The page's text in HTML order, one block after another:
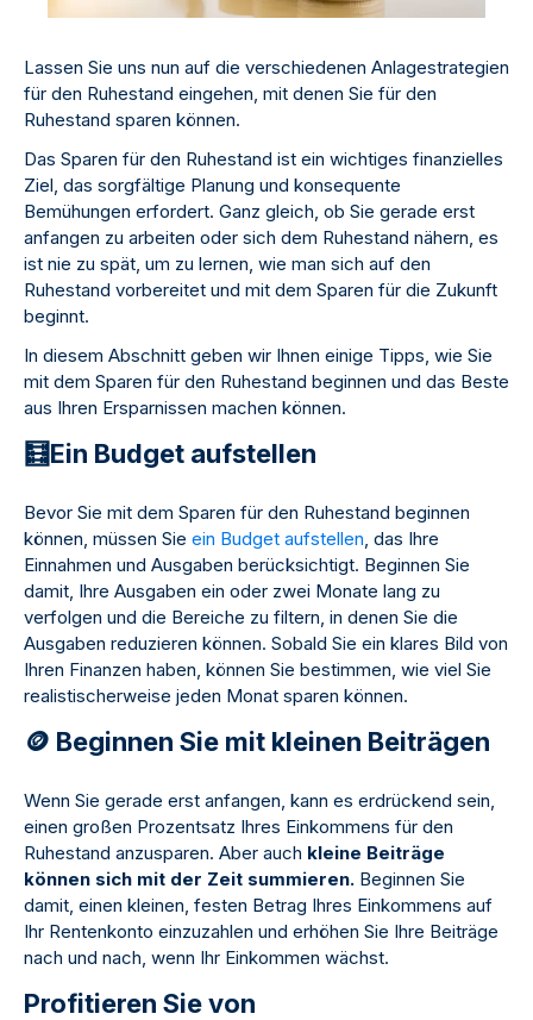
Lassen Sie uns nun auf die verschiedenen Anlagestrategien
für den Ruhestand eingehen, mit denen Sie für den
Ruhestand sparen können.
Das Sparen für den Ruhestand ist ein wichtiges finanzielles
Ziel, das sorgfältige Planung und konsequente
Bemühungen erfordert. Ganz gleich, ob Sie gerade erst
anfangen zu arbeiten oder sich dem Ruhestand nähern, es
ist nie zu spät, um zu lernen, wie man sich auf den
Ruhestand vorbereitet und mit dem Sparen für die Zukunft
beginnt.
In diesem Abschnitt geben wir Ihnen einige Tipps, wie Sie
mit dem Sparen für den Ruhestand beginnen und das Beste
aus Ihren Ersparnissen machen können.
🧮Ein Budget aufstellen
Bevor Sie mit dem Sparen für den Ruhestand beginnen
können, müssen Sie ein Budget aufstellen , das Ihre
Einnahmen und Ausgaben berücksichtigt. Beginnen Sie
damit, Ihre Ausgaben ein oder zwei Monate lang zu
verfolgen und die Bereiche zu filtern, in denen Sie die
Ausgaben reduzieren können. Sobald Sie ein klares Bild von
Ihren Finanzen haben, können Sie bestimmen, wie viel Sie
realistischerweise jeden Monat sparen können.
🪙 Beginnen Sie mit kleinen Beiträgen
Wenn Sie gerade erst anfangen, kann es erdrückend sein,
einen großen Prozentsatz Ihres Einkommens für den
Ruhestand anzusparen. Aber auch kleine Beiträge
können sich mit der Zeit summieren. Beginnen Sie
damit, einen kleinen, festen Betrag Ihres Einkommens auf
Ihr Rentenkonto einzuzahlen und erhöhen Sie Ihre Beiträge
nach und nach, wenn Ihr Einkommen wächst.
Profitieren Sie von